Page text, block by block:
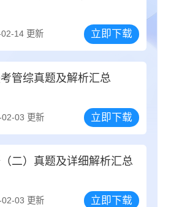
14 更新 立即下载
管综真题及解析汇总
02-03 更新 立即下载
二）真题及详细解析汇总
02-03 更新 立即下载